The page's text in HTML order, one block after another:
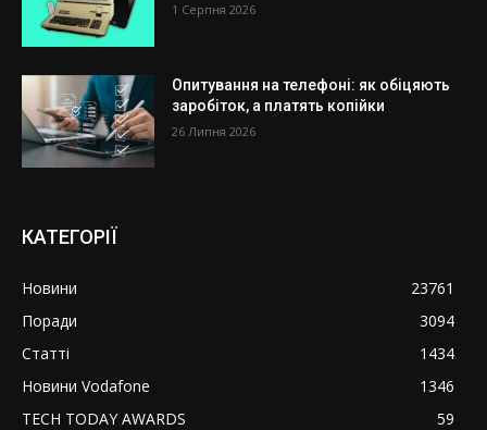
1 Серпня 2026
Опитування на телефоні: як обіцяють
заробіток, а платять копійки
26 Липня 2026
КАТЕГОРІЇ
Новини
23761
Поради
3094
Статті
1434
Новини Vodafone
1346
TECH TODAY AWARDS
59